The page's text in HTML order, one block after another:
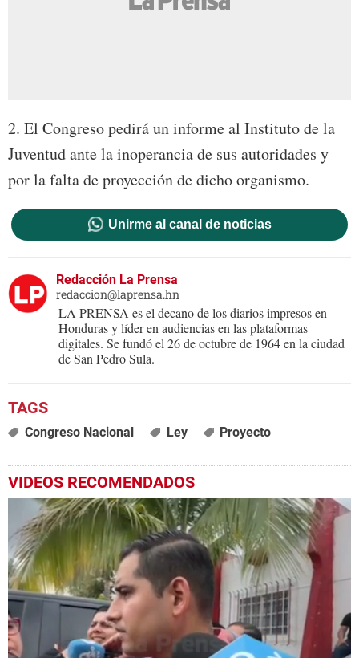
2. El Congreso pedirá un informe al Instituto de la
Juventud ante la inoperancia de sus autoridades y
por la falta de proyección de dicho organismo.
Unirme al canal de noticias
Redacción La Prensa
redaccion@laprensa.hn
LA PRENSA es el decano de los diarios impresos en
Honduras y líder en audiencias en las plataformas
digitales. Se fundó el 26 de octubre de 1964 en la ciudad
de San Pedro Sula.
Congreso Nacional Ley Proyecto
VIDEOS RECOMENDADOS